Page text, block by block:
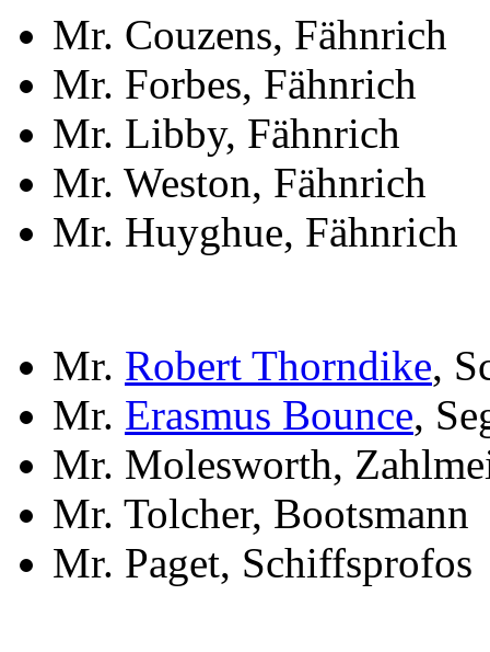
Mr. Couzens, Fähnrich
Mr. Forbes, Fähnrich
Mr. Libby, Fähnrich
Mr. Weston, Fähnrich
Mr. Huyghue, Fähnrich
Mr. Robert Thorndike,
Mr. Erasmus Bounce,
Mr. Molesworth,
Mr. Tolcher, Bootsmann
Mr. Paget, Schiffsprofos